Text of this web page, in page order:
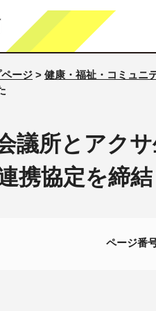
ページ > 健康・福祉・コミュニ
議所とアク
携協定を締
ページ番